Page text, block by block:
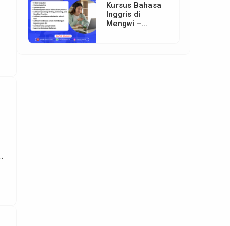
Kursus Bahasa
Inggris di
Mengwi –